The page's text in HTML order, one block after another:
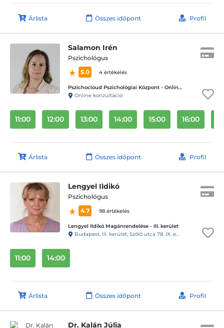
Árlista Összes időpont Profil
Salamon Irén
Pszichológus
5.0
4 értékelés
Pszichocloud Pszichológiai Központ - Online ügyfélfogadás
Online konzultáció
11:00 12:00 13:00 14:00 15:00 16:00
Árlista Összes időpont Profil
Lengyel Ildikó
Pszichológus
4.7
98 értékelés
Lengyel Ildikó Magánrendelése - III. kerület
Budapest, III. kerület, Szőlő utca 78. IX. emelet 50. szám
11:00 14:00
Árlista Összes időpont Profil
Dr. Kalán Júlia